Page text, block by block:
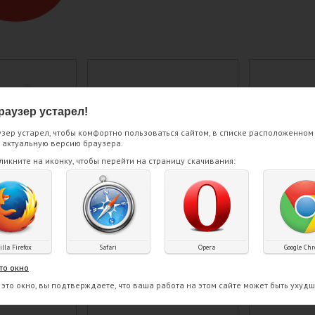
гр.
Пломбир в контейнере
В
устарел!
устарел, чтобы комфортно пользоваться сайтом, в списке
актуальную версию браузера.
на иконку, чтобы перейти на страницу скачивания:
Firefox Safari Opera Google
окно
окно, вы подтверждаете, что ваша работа на этом сайте может быть